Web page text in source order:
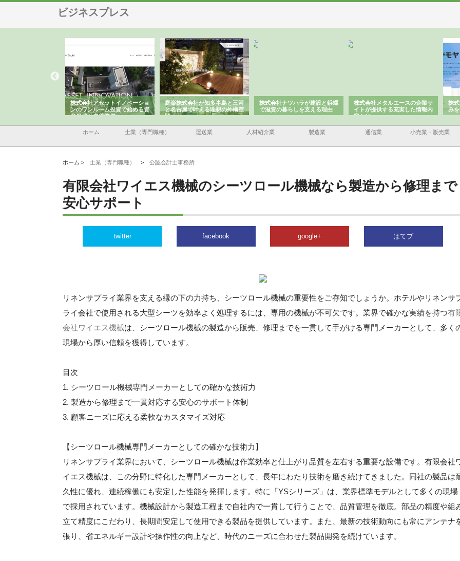
ビジネスプレス
株式会社アセットイノベーショ
ンのワンルーム投資で始める資
産形成と老後準備
庭楽株式会社が知多半島と三河
と名古屋で叶える理想の外構空
間
株式会社ナツハラが建設と鋲螺
で滋賀の暮らしを支える理由
株式会社メタルエースの企業サ
イトが提供する充実した情報内
容とは
株
み
ホーム 士業（専門職種） 運送業 人材紹介業 製造業 通信業 小売業・販売業
ホーム > 士業（専門職種） > 公認会計士事務所
有限会社ワイエス機械のシーツロール機械なら製造から修理まで
安心サポート
twitter facebook google+ はてブ
リネンサプライ業界を支える縁の下の力持ち、シーツロール機械の重要性をご存知でしょうか。ホテルやリネンサ
ライ会社で使用される大型シーツを効率よく処理するには、専用の機械が不可欠です。業界で確かな実績を持つ有
会社ワイエス機械は、シーツロール機械の製造から販売、修理までを一貫して手がける専門メーカーとして、多く
現場から厚い信頼を獲得しています。
目次
1. シーツロール機械専門メーカーとしての確かな技術力
2. 製造から修理まで一貫対応する安心のサポート体制
3. 顧客ニーズに応える柔軟なカスタマイズ対応
【シーツロール機械専門メーカーとしての確かな技術力】
リネンサプライ業界において、シーツロール機械は作業効率と仕上がり品質を左右する重要な設備です。有限会社
イエス機械は、この分野に特化した専門メーカーとして、長年にわたり技術を磨き続けてきました。同社の製品は
久性に優れ、連続稼働にも安定した性能を発揮します。特に「YSシリーズ」は、業界標準モデルとして多くの現場
で採用されています。機械設計から製造工程まで自社内で一貫して行うことで、品質管理を徹底。部品の精度や組
立て精度にこだわり、長期間安定して使用できる製品を提供しています。また、最新の技術動向にも常にアンテナ
張り、省エネルギー設計や操作性の向上など、時代のニーズに合わせた製品開発を続けています。